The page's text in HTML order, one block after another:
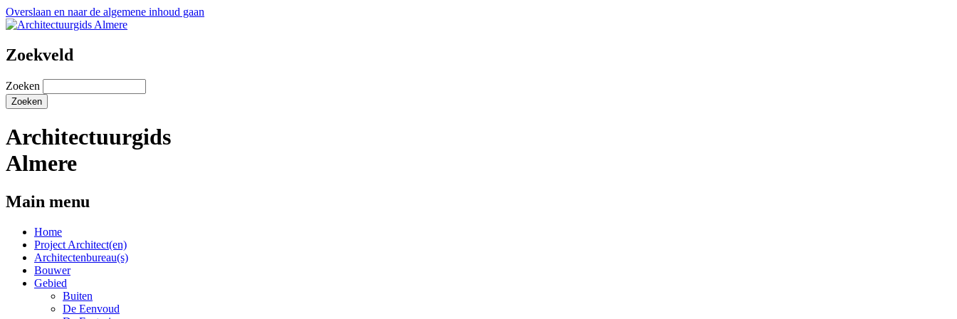
Overslaan en naar de algemene inhoud gaan
Zoekveld
Zoeken
Architectuurgids
Almere
Main menu
Home
Project Architect(en)
Architectenbureau(s)
Bouwer
Gebied
Buiten
De Eenvoud